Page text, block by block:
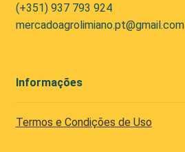
(+351) 937 793 924
mercadoagrolimiano.pt@gmail.com
Informações
Termos e Condições de Uso